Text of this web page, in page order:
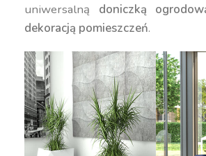
uniwersalną doniczką
dekoracją pomieszczeń.